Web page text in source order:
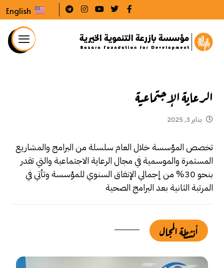
English
الرعاية الإجتماعية
يناير 3, 2025
تخصص المؤسسة خلال العام سلسلة من البرامج والمشاريع
المستمرة والموسمية في مجال الرعاية الاجتماعية والتي تقدر
بنحو 30% من إجمالي الإنفاق السنوي للمؤسسة وتأتي في
المرتبة الثانية بعد البرامج الصحية
أنشطة المجال